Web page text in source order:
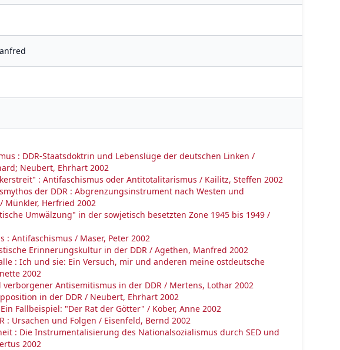
: DDR-Staatsdoktrin und Lebenslüge der deutschen Linken /
Neubert, Ehrhart 2002
: Antifaschismus oder Antitotalitarismus / Kailitz, Steffen 2002
der DDR : Abgrenzungsinstrument nach Westen und
Münkler, Herfried 2002
Umwälzung" in der sowjetisch besetzten Zone 1945 bis 1949 /
: Antifaschismus / Maser, Peter 2002
Erinnerungskultur in der DDR / Agethen, Manfred 2002
: Ich und sie: Ein Versuch, mir und anderen meine ostdeutsche
2002
Antisemitismus in der DDR / Mertens, Lothar 2002
in der DDR / Neubert, Ehrhart 2002
Fallbeispiel: "Der Rat der Götter" / Kober, Anne 2002
: Ursachen und Folgen / Eisenfeld, Bernd 2002
: Die Instrumentalisierung des Nationalsozialismus durch SED und
2002